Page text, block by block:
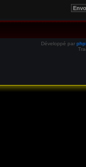
Développé par